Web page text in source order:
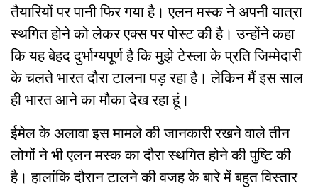
तैयारियों पर पानी फिर गया है। एलन मस्क ने अपनी यात्रा
स्थगित होने को लेकर एक्स पर पोस्ट की है। उन्होंने कहा
कि यह बेहद दुर्भाग्यपूर्ण है कि मुझे टेस्ला के प्रति जिम्मेदारी
के चलते भारत दौरा टालना पड़ रहा है। लेकिन मैं इस साल
ही भारत आने का मौका देख रहा हूं।
ईमेल के अलावा इस मामले की जानकारी रखने वाले तीन
लोगों ने भी एलन मस्क का दौरा स्थगित होने की पुष्टि की
है। हालांकि दौरान टालने की वजह के बारे में बहुत विस्तार